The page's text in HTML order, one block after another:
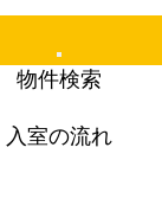
Mobile
Menu
物件検索
入室の流れ